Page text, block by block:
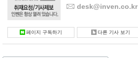
desk@inven.co.kr
페이지 구독하기 다른 기사 보기